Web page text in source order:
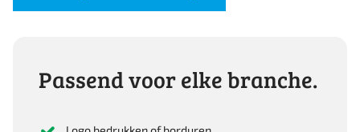
aantal
Passend voor elke branche.